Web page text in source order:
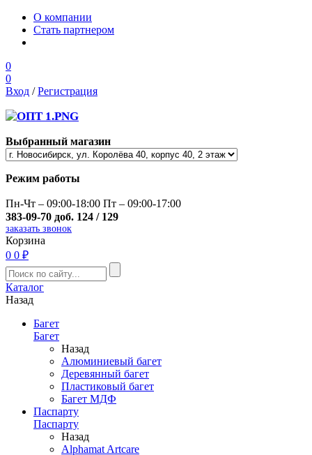
О компании
Стать партнером
0
0
Вход /Регистрация
Выбранный магазин
Режим работы
Пн-Чт – 09:00-18:00 Пт – 09:00-17:00
383-09-70 доб. 124 / 129
заказать звонок
Корзина
0 0 ₽
Каталог
Назад
Багет
Багет
Назад
Алюминиевый багет
Деревянный багет
Пластиковый багет
Багет МДФ
Паспарту
Паспарту
Назад
Alphamat Artcare